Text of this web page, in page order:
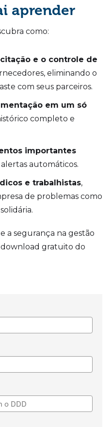
aprender
como:
e o controle de
eliminando o
com seus parceiros.
em um só
completo e
importantes
automáticos.
e trabalhistas,
de problemas como
a segurança na gestão
download gratuito do